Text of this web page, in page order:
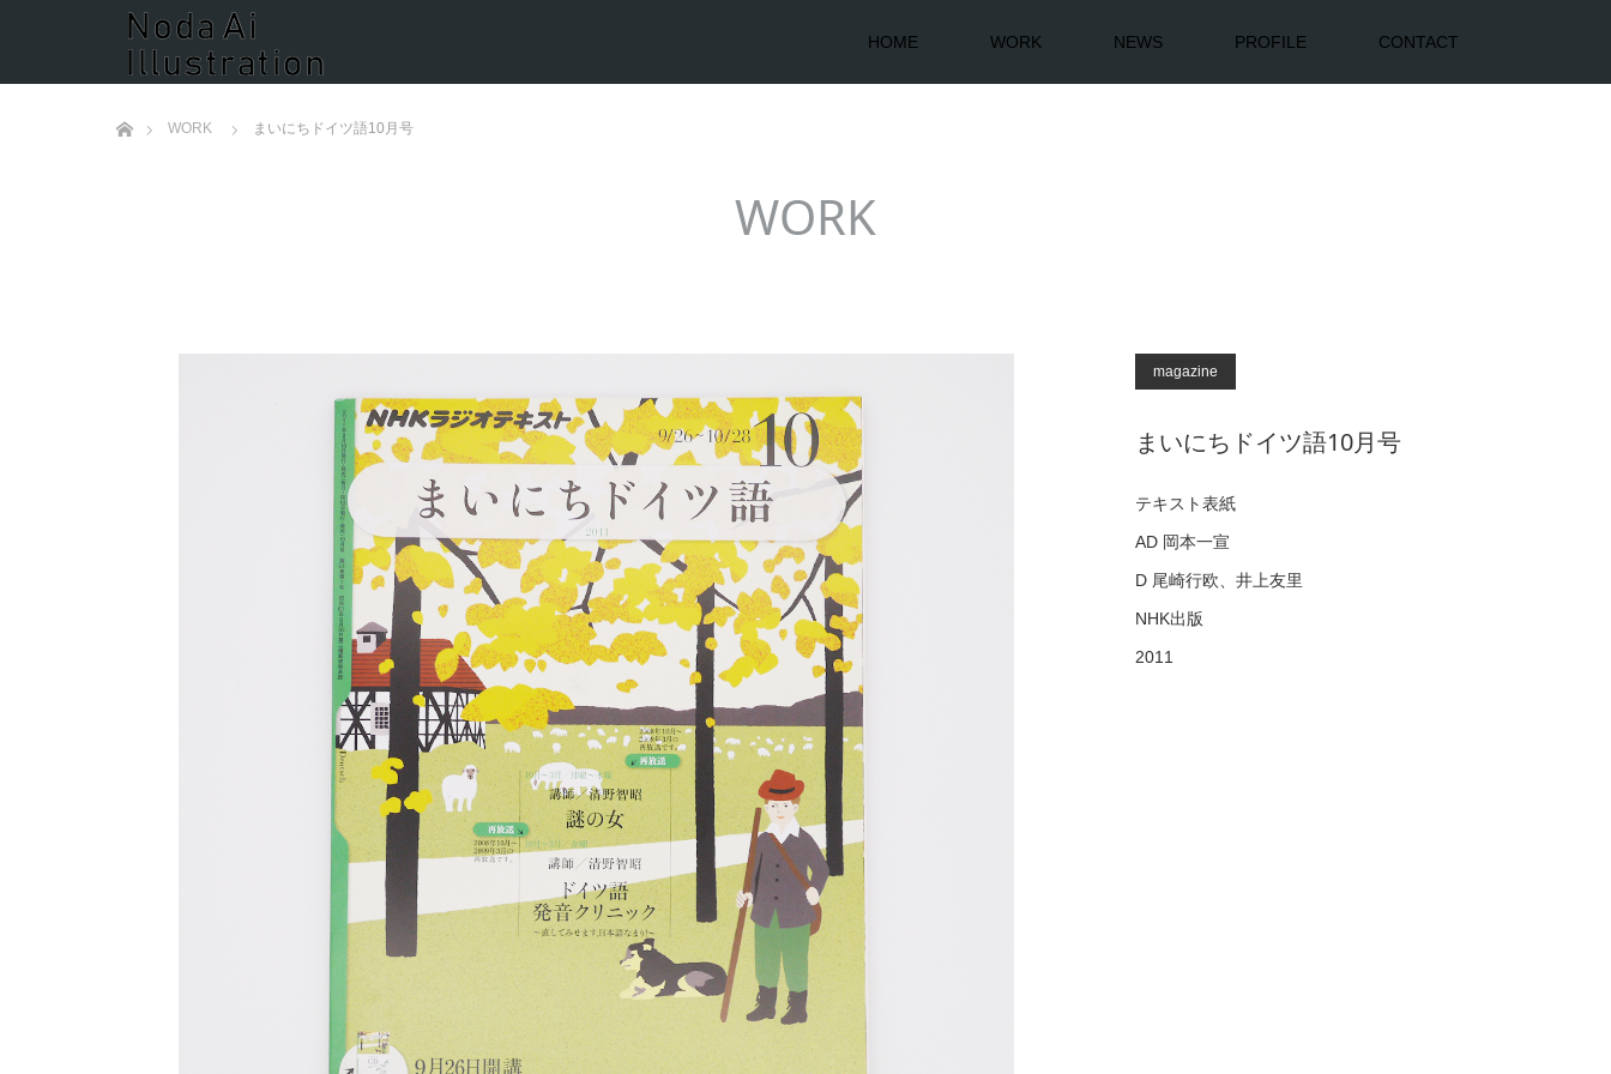
HOME WORK NEWS PROFILE CONTACT
WORK まいにちドイツ語10月号
WORK
magazine
まいにちドイツ語10月号
テキスト表紙
AD 岡本一宣
D 尾崎行欧、井上友里
NHK出版
2011